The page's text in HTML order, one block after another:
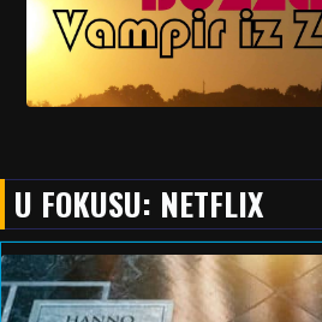
U FOKUSU: NETFLIX